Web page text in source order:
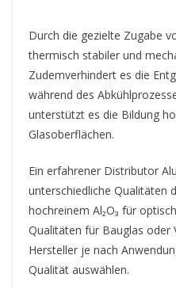
Durch die gezielte Zugabe
thermisch stabiler und
Zudemverhindert es die
während des
unterstützt es die Bildung
Glasoberflächen.
Ein erfahrener Distributor
unterschiedliche Qualitäten
hochreinem Al₂O₃ für
Qualitäten für Bauglas oder
Hersteller je nach
Qualität auswählen.